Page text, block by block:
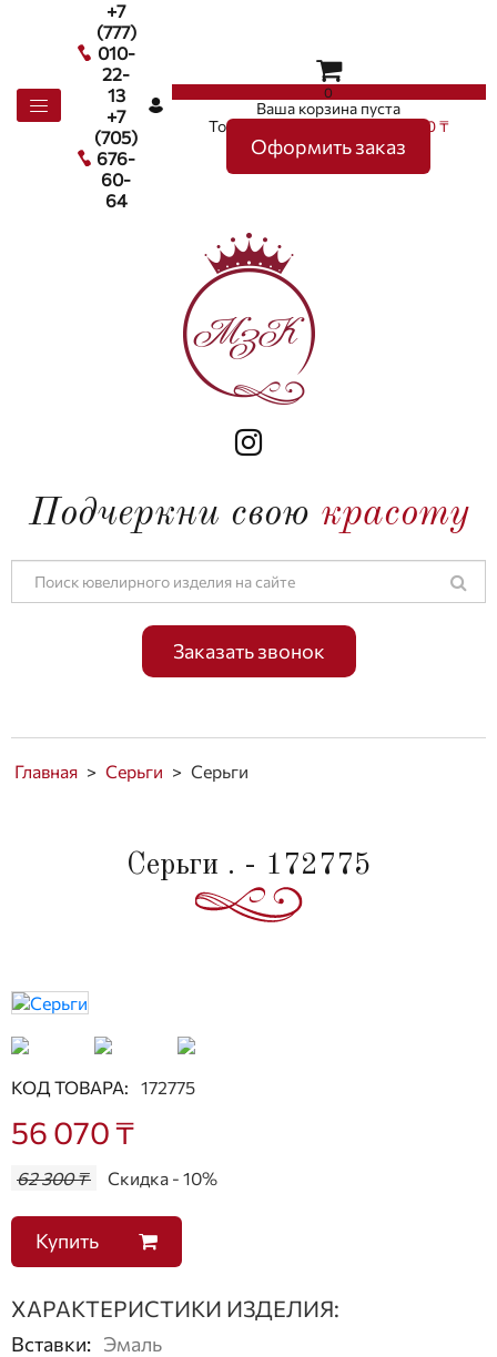
+7
(777)
010-
22-
13
+7
(705)
676-
60-
64
0
Ваша корзина пуста
Товаров в корзине
на сумму0 ₸
Оформить заказ
Подчеркни свою красоту
Заказать звонок
Главная > Серьги > Серьги
Серьги . - 172775
КОД ТОВАРА: 172775
56 070 ₸
62 300 ₸ Скидка - 10%
Купить
ХАРАКТЕРИСТИКИ ИЗДЕЛИЯ:
Вставки: Эмаль